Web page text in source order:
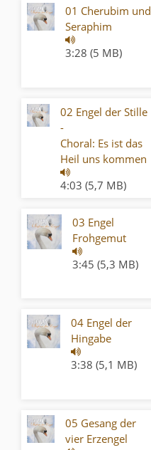
01 Cherubim und
Seraphim
3:28 (5 MB)
02 Engel der Stille
-
Choral: Es ist das
Heil uns kommen
4:03 (5,7 MB)
03 Engel
Frohgemut
3:45 (5,3 MB)
04 Engel der
Hingabe
3:38 (5,1 MB)
05 Gesang der
vier Erzengel